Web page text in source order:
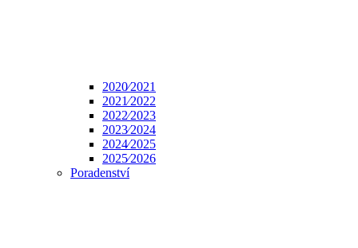
2020⁄2021
2021⁄2022
2022⁄2023
2023⁄2024
2024⁄2025
2025⁄2026
Poradenství